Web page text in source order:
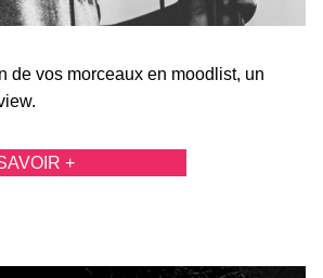
de vos morceaux en moodlist, un
+